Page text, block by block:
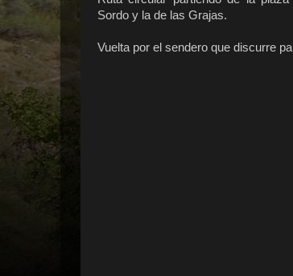
Sordo y la de las Grajas.
Vuelta por el sendero que discurre